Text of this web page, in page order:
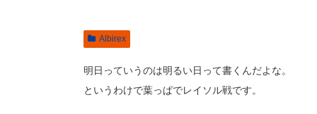
Albirex
明日っていうのは明るい日って書くんだよな。
というわけで葉っぱでレイソル戦です。